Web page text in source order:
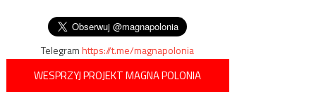
Telegramhttps://t.me/magnapolonia
WESPRZYJ PROJEKT MAGNA POLONIA